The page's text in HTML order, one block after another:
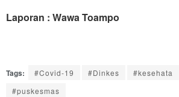
Laporan : Wawa Toampo
Tags: #Covid-19 #Dinkes #kesehata
#puskesmas